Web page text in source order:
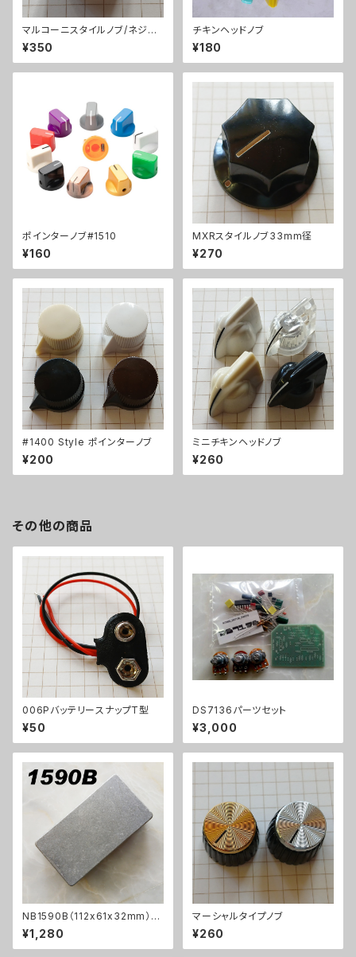
マルコーニスタイルノブ/ネジ固
定式
¥350
チキンヘッドノブ
¥180
ポインターノブ#1510
¥160
MXRスタイルノブ33mm径
¥270
#1400 Style ポインターノブ
¥200
ミニチキンヘッドノブ
¥260
その他の商品
006PバッテリースナップT型
¥50
DS7136パーツセット
¥3,000
NB1590B（112x61x32mm）ア
ルミダイキャストケース
¥1,280
マーシャルタイプノブ
¥260